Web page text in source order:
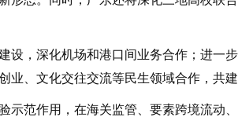
，深化机场和港口间业务合作；进一
、文化交往交流等民生领域合作，共
范作用，在海关监管、要素跨境流动